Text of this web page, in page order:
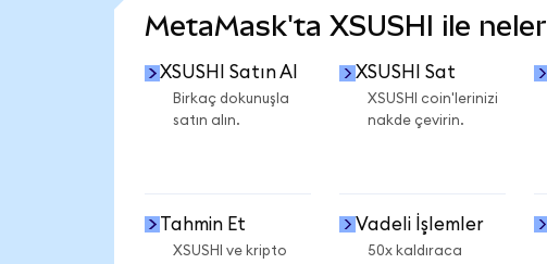
MetaMask'ta XSUSHI ile neler
XSUSHI Satın Al
Birkaç dokunuşla
satın alın.
XSUSHI Sat
XSUSHI coin'lerinizi
nakde çevirin.
Tahmin Et
XSUSHI ve kripto
Vadeli İşlemler
50x kaldıraca